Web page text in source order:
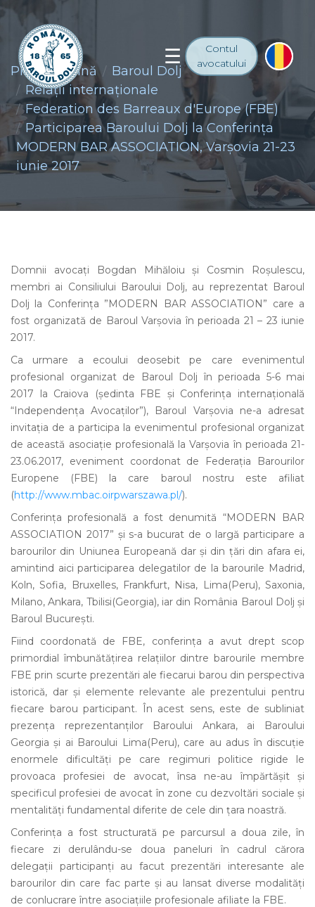
Contul
avocatului
Prima pagină
Baroul Dolj
Relaţii internaţionale
Federation des Barreaux d'Europe (FBE)
Participarea Baroului Dolj la Conferința
MODERN BAR ASSOCIATION, Varșovia 21-23
iunie 2017
Domnii avocați Bogdan Mihăloiu și Cosmin Roșulescu,
membri ai Consiliului Baroului Dolj, au reprezentat Baroul
Dolj la Conferința ”MODERN BAR ASSOCIATION” care a
fost organizată de Baroul Varșovia în perioada 21 – 23 iunie
2017.
Ca urmare a ecoului deosebit pe care evenimentul
profesional organizat de Baroul Dolj în perioada 5-6 mai
2017 la Craiova (ședinta FBE și Conferința internațională
“Independența Avocaților”), Baroul Varșovia ne-a adresat
invitația de a participa la evenimentul profesional organizat
de această asociație profesională la Varșovia în perioada 21-
23.06.2017, eveniment coordonat de Federația Barourilor
Europene (FBE) la care baroul nostru este afiliat
(http://www.mbac.oirpwarszawa.pl/).
Conferința profesională a fost denumită “MODERN BAR
ASSOCIATION 2017” și s-a bucurat de o largă participare a
barourilor din Uniunea Europeană dar și din țări din afara ei,
amintind aici participarea delegatilor de la barourile Madrid,
Koln, Sofia, Bruxelles, Frankfurt, Nisa, Lima(Peru), Saxonia,
Milano, Ankara, Tbilisi(Georgia), iar din România Baroul Dolj și
Baroul București.
Fiind coordonată de FBE, conferința a avut drept scop
primordial îmbunătățirea relațiilor dintre barourile membre
FBE prin scurte prezentări ale fiecarui barou din perspectiva
istorică, dar și elemente relevante ale prezentului pentru
fiecare barou participant. În acest sens, este de subliniat
prezența reprezentanților Baroului Ankara, ai Baroului
Georgia și ai Baroului Lima(Peru), care au adus în discuție
enormele dificultăți pe care regimuri politice rigide le
provoaca profesiei de avocat, însa ne-au împărtășit și
specificul profesiei de avocat în zone cu dezvoltări sociale și
mentalități fundamental diferite de cele din țara noastră.
Conferința a fost structurată pe parcursul a doua zile, în
fiecare zi derulându-se doua paneluri în cadrul cărora
delegații participanți au facut prezentări interesante ale
barourilor din care fac parte și au lansat diverse modalități
de conlucrare între asociațiile profesionale afiliate la FBE.